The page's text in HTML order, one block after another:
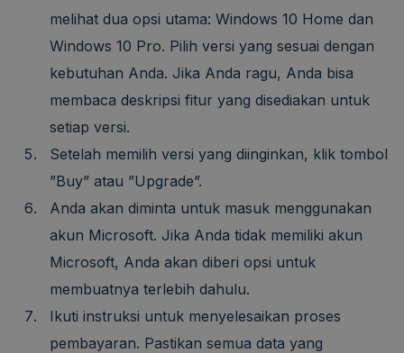
melihat dua opsi utama: Windows 10 Home dan
Windows 10 Pro. Pilih versi yang sesuai dengan
kebutuhan Anda. Jika Anda ragu, Anda bisa
membaca deskripsi fitur yang disediakan untuk
setiap versi.
Setelah memilih versi yang diinginkan, klik tombol
”Buy” atau ”Upgrade”.
Anda akan diminta untuk masuk menggunakan
akun Microsoft. Jika Anda tidak memiliki akun
Microsoft, Anda akan diberi opsi untuk
membuatnya terlebih dahulu.
Ikuti instruksi untuk menyelesaikan proses
pembayaran. Pastikan semua data yang